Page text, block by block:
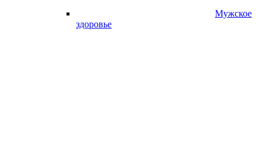
Мужское
здоровье